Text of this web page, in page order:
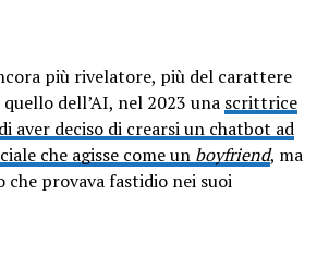
più rivelatore, più del carattere
dell’AI, nel 2023 una scrittrice
aver deciso di crearsi un chatbot ad
che agisse come un boyfriend, ma
che provava fastidio nei suoi